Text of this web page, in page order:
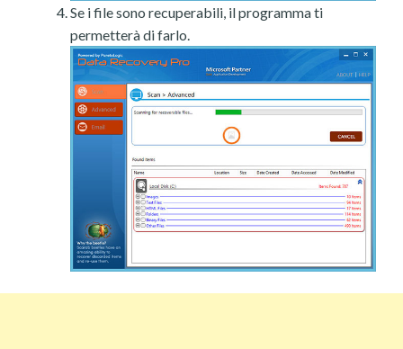
Se i file sono recuperabili, il programma ti
permetterà di farlo.